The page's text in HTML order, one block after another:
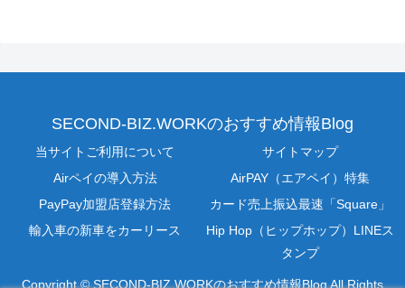
SECOND-BIZ.WORKのおすすめ情報Blog
当サイトご利用について
サイトマップ
Airペイの導入方法
AirPAY（エアペイ）特集
PayPay加盟店登録方法
カード売上振込最速「Square」
輸入車の新車をカーリース
Hip Hop（ヒップホップ）LINEス
タンプ
Copyright © SECOND-BIZ.WORKのおすすめ情報Blog All Rights